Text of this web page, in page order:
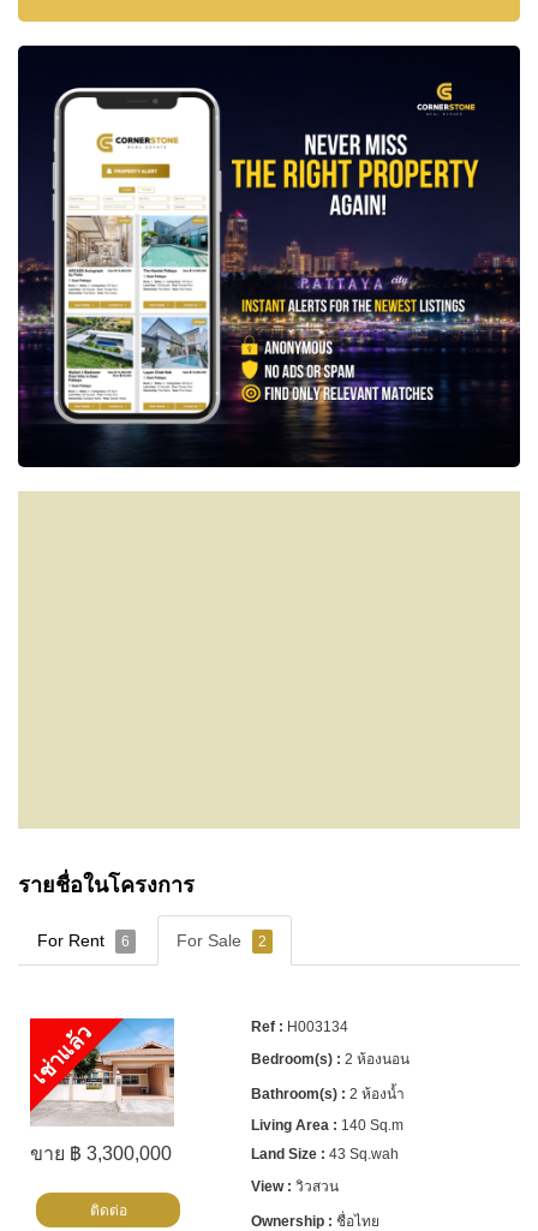
ด้านอสังหาริมทรัพย์พัทยามากกว่า 21 ปี
📲 WhatsApp: +66 807 945 904
💬 LINE ID: @cornerstonepattaya
📞 +66 (0)38 411250
📧 info@cornerstone.co.th
หากยังไม่พบอสังหาริมทรัพย์ที่ตรงกับความต้องการ
ของคุณ สามารถสร้าง Property Alertได้ฟรี แล้วเรา
จะแจ้งให้คุณทราบทันทีเมื่อมีอสังหาริมทรัพย์ที่ตรงกับ
ความต้องการของคุณเข้าสู่เว็บไซต์ของเรา
รายชื่อในโครงการ
For Rent 6 For Sale 2
เช่าแล้ว
ขาย ฿ 3,300,000
H003134
2 ห้องนอน
2 ห้องน้ำ
140 Sq.m
43 Sq.wah
วิวสวน
ชื่อไทย
ติดต่อ